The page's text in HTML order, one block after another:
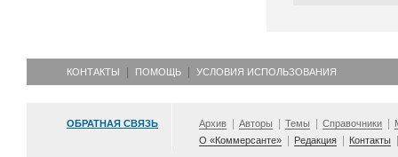
КОНТАКТЫ ПОМОЩЬ УСЛОВИЯ ИСПОЛЬЗОВАНИЯ
ОБРАТНАЯ СВЯЗЬ Архив Авторы Темы Справочники
О «Коммерсанте»
Редакция Контакты